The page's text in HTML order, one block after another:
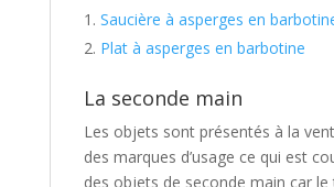
Saucière à asperges en
Plat à asperges en barbotine
La seconde main
Les objets sont présentés à la
des marques d’usage ce qui est
des objets de seconde main car